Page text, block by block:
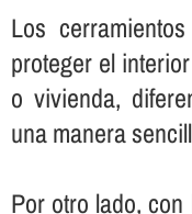
Los
proteger el
o vivienda,
una manera
Por otro lado,